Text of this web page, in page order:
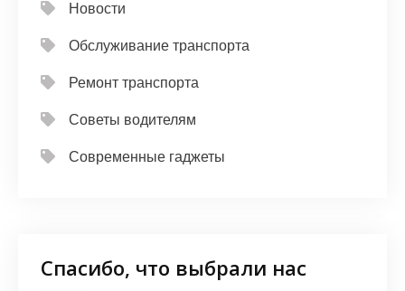
Новости
Обслуживание транспорта
Ремонт транспорта
Советы водителям
Современные гаджеты
Спасибо, что выбрали нас